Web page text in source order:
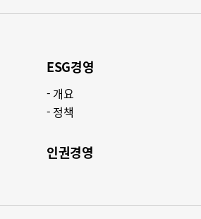
ESG경영​
개요​
정책​
인권경영​